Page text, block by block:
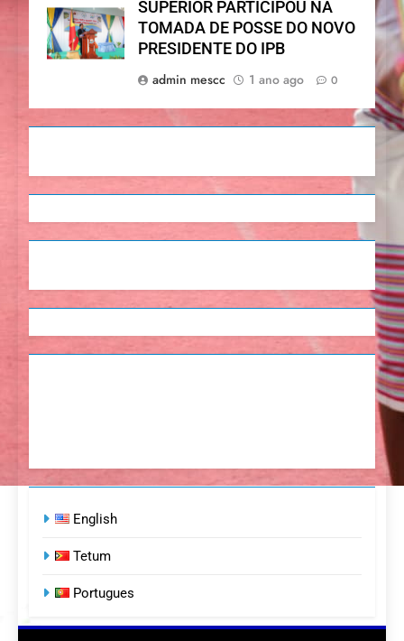
SUPERIOR PARTICIPOU NA
TOMADA DE POSSE DO NOVO
PRESIDENTE DO IPB
admin mescc
1 ano ago 0
English
Tetum
Portugues